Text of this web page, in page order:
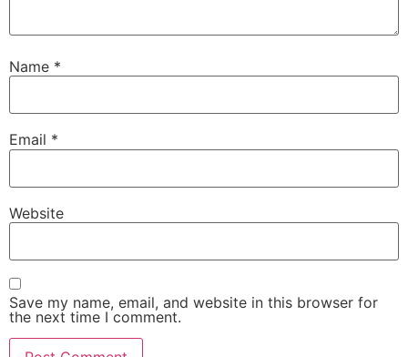
Name *
Email *
Website
Save my name, email, and website in this browser for
the next time I comment.